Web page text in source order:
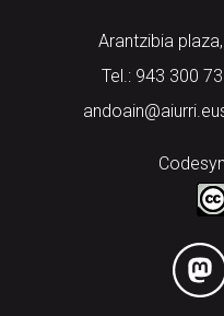
Arantzibia
Tel.: 943 300